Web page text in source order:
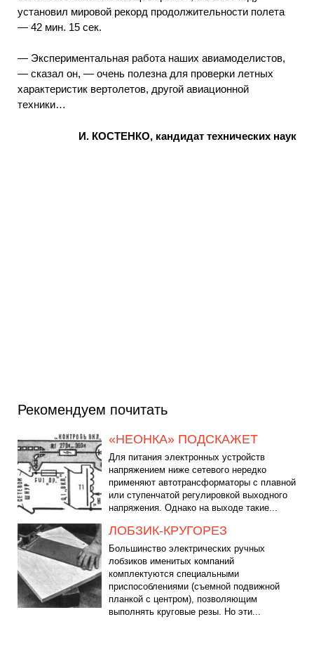
установил мировой рекорд продолжительности полета
— 42 мин. 15 сек.
— Экспериментальная работа наших авиамоделистов,
— сказал он, — очень полезна для проверки летных
характеристик вертолетов, другой авиационной
техники…
И. КОСТЕНКО, кандидат технических наук
Рекомендуем почитать
«НЕОНКА» ПОДСКАЖЕТ
Для питания электронных устройств
напряжением ниже сетевого нередко
применяют автотрансформаторы с плавной
или ступенчатой регулировкой выходного
напряжения. Однако на выходе такие...
ЛОБЗИК-КРУГОРЕЗ
Большинство электрических ручных
лобзиков именитых компаний
комплектуются специальными
приспособлениями (съемной подвижной
планкой с центром), позволяющим
выполнять круговые резы. Но эти...